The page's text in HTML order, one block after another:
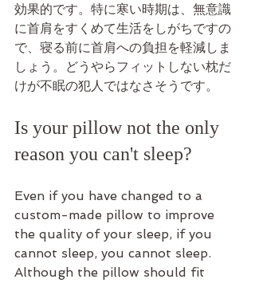
効果的です。特に寒い時期は、無意識
に首肩をすくめて生活をしがちですの
で、寝る前に首肩への負担を軽減しま
しょう。どうやらフィットしない枕だ
けが不眠の犯人ではなさそうです。
Is your pillow not the only
reason you can't sleep?
Even if you have changed to a
custom-made pillow to improve
the quality of your sleep, if you
cannot sleep, you cannot sleep.
Although the pillow should fit